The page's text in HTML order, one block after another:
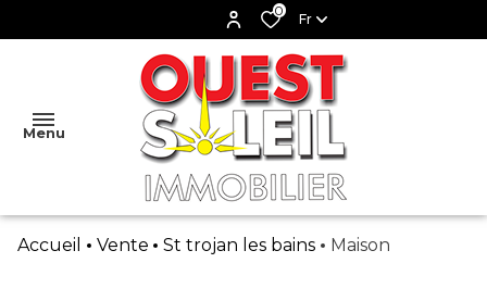
0
Fr
Menu
Accueil Vente St trojan les bains Maison